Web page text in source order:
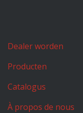
Dealer worden
Producten
Catalogus
À propos de nous